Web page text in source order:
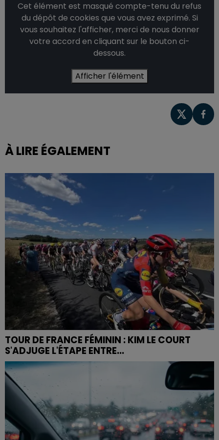
Cet élément est masqué compte-tenu du refus
du dépôt de cookies que vous avez exprimé. Si
vous souhaitez l'afficher, merci de nous donner
votre accord en cliquant sur le bouton ci-
dessous.
Afficher l'élément
À LIRE ÉGALEMENT
TOUR DE FRANCE FÉMININ : KIM LE COURT
S'ADJUGE L'ÉTAPE ENTRE...